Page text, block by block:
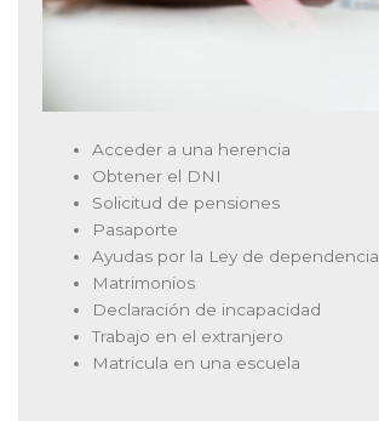
Acceder a una herencia
Obtener el DNI
Solicitud de pensiones
Pasaporte
Ayudas por la Ley de dependencia
Matrimonios
Declaración de incapacidad
Trabajo en el extranjero
Matricula en una escuela